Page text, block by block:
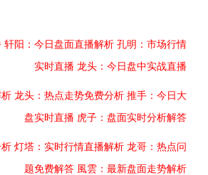
轩阳：今日盘面直播解析 孔明：市场行情
实时直播 龙头：今日盘中实战直播
龙头：热点走势免费分析 推手：今日大
盘实时直播 虎子：盘面实时分析解答
灯塔：实时行情直播解析 龙哥：热点问
题免费解答 風雲：最新盘面走势解析